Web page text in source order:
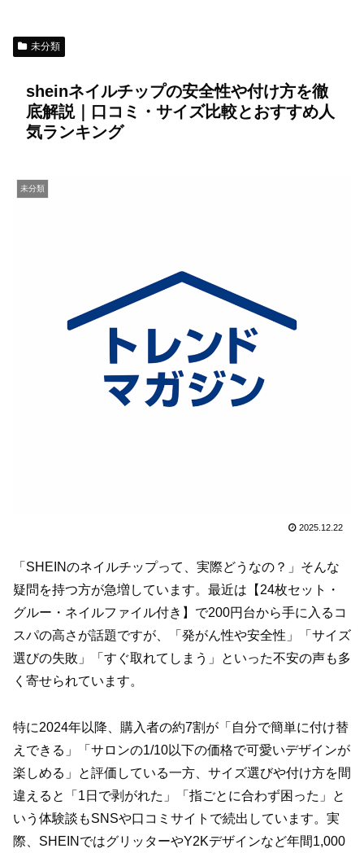
未分類
sheinネイルチップの安全性や付け方を徹
底解説｜口コミ・サイズ比較とおすすめ人
気ランキング
未分類
2025.12.22
「SHEINのネイルチップって、実際どうなの？」そんな
疑問を持つ方が急増しています。最近は【24枚セット・
グルー・ネイルファイル付き】で200円台から手に入るコ
スパの高さが話題ですが、「発がん性や安全性」「サイズ
選びの失敗」「すぐ取れてしまう」といった不安の声も多
く寄せられています。
特に2024年以降、購入者の約7割が「自分で簡単に付け替
えできる」「サロンの1/10以下の価格で可愛いデザインが
楽しめる」と評価している一方、サイズ選びや付け方を間
違えると「1日で剥がれた」「指ごとに合わず困った」と
いう体験談もSNSや口コミサイトで続出しています。実
際、SHEINではグリッターやY2Kデザインなど年間1,000